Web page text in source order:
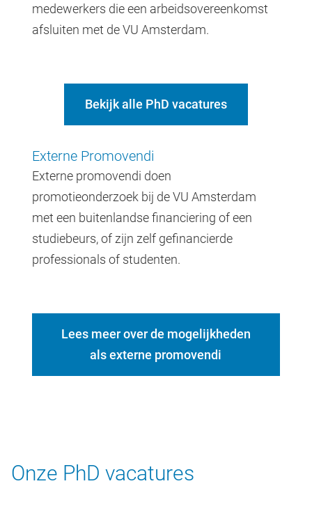
medewerkers die een arbeidsovereenkomst
afsluiten met de VU Amsterdam.
Bekijk alle PhD vacatures
Externe Promovendi
Externe promovendi doen
promotieonderzoek bij de VU Amsterdam
met een buitenlandse financiering of een
studiebeurs, of zijn zelf gefinancierde
professionals of studenten.
Lees meer over de mogelijkheden
als externe promovendi
Onze PhD vacatures